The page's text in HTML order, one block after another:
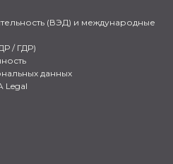
(ВЭД) и международные
/ ГДР)
данных
Legal